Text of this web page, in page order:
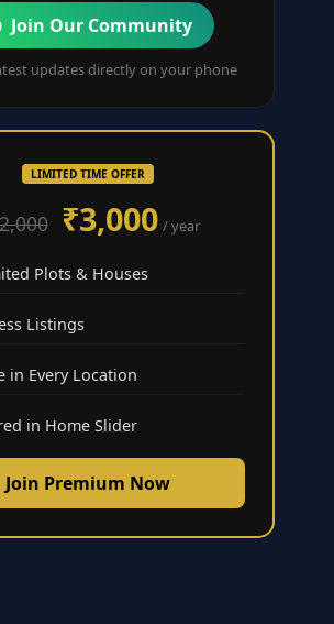
Join Our Community
updates directly on your phone
LIMITED TIME OFFER
₹3,000 / year
Plots & Houses
Listings
in Every Location
in Home Slider
Join Premium Now